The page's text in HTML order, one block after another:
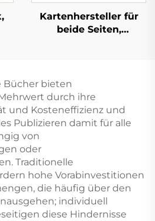
Kartenhersteller für
beide Seiten,
individueller Druck
und
Verpackungsdruck für
Erwachsene und
bieten
durch ihre
und Kosteneffizienz und
Publizieren damit für alle
von
oder
Traditionelle
hohe Vorabinvestitionen
die häufig über den
individuell
diese Hindernisse